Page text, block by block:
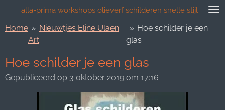
naar
hoofdinhoud
alla-prima workshops olieverf schilderen snelle stijl
Home » Nieuwtjes Eline Ulaen
Art
» Hoe schilder je een
glas
Hoe schilder je een glas
Gepubliceerd op 3 oktober 2019 om 17:16